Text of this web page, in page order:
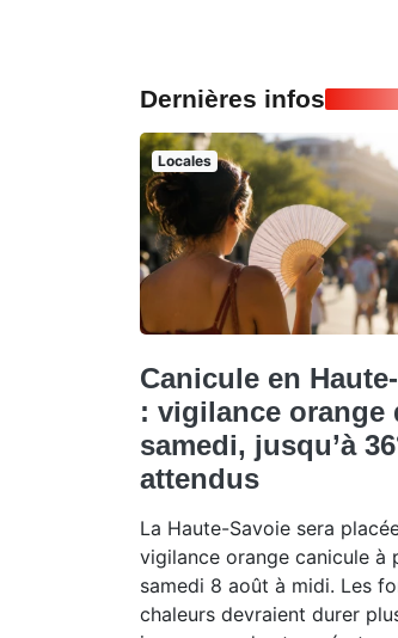
Dernières infos
Locales
Canicule en
: vigilance orange
samedi, jusqu’à
attendus
La Haute-Savoie sera
vigilance orange canicule à
samedi 8 août à midi. Les
chaleurs devraient durer